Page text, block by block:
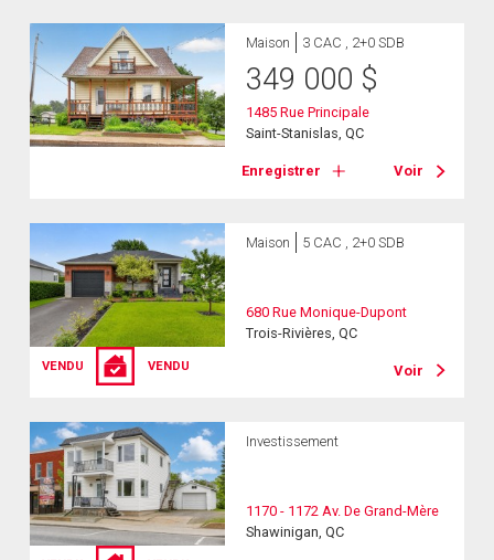
Maison 3 CAC , 2+0 SDB
349 000 $
1485 Rue Principale
Saint-Stanislas, QC
Enregistrer Voir
VENDU VENDU
Maison 5 CAC , 2+0 SDB
680 Rue Monique-Dupont
Trois-Rivières, QC
Voir
Investissement
1170 - 1172 Av. De Grand-Mère
Shawinigan, QC